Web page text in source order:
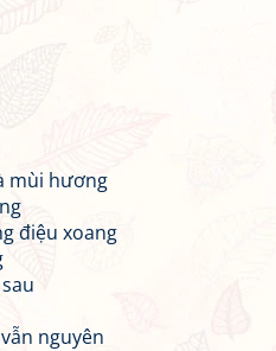
mùi hương
điệu xoang
nguyên